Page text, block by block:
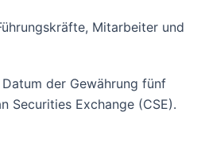
Mitarbeiter und
der Gewährung fünf
Securities Exchange (CSE).